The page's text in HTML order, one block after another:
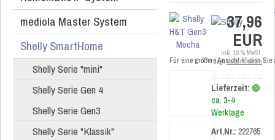
mediola Master System
Shelly SmartHome
Shelly Serie "mini"
Shelly Serie Gen 4
Shelly Serie Gen3
Shelly Serie "Klassik"
Für eine größere Ansicht klicken
37,96
EUR
inkl. 19 % MwSt.
zzgl.Versandkosten
Lieferzeit: 🟢
ca. 3-4
Werktage
Art.Nr.: 222765